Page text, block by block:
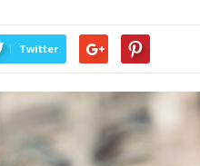
Twitter